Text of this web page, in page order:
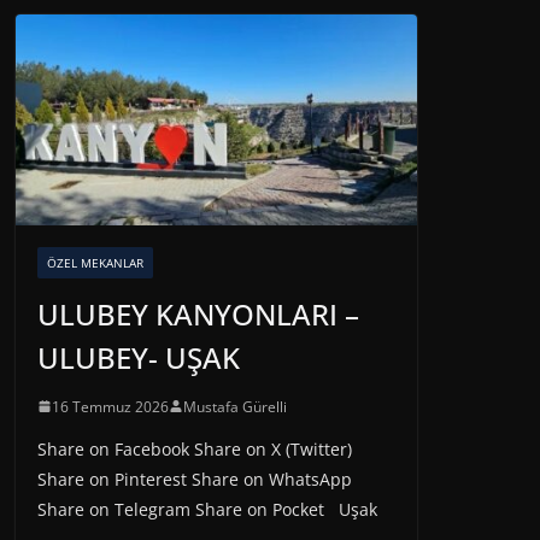
ÖZEL MEKANLAR
ULUBEY KANYONLARI –
ULUBEY- UŞAK
16 Temmuz 2026 Mustafa Gürelli
Share on Facebook Share on X (Twitter)
Share on Pinterest Share on WhatsApp
Share on Telegram Share on Pocket Uşak